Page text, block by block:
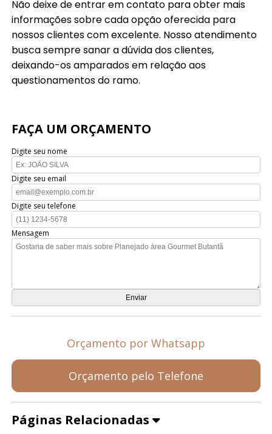
Não deixe de entrar em contato para obter mais
informações sobre cada opção oferecida para
nossos clientes com excelente. Nosso atendimento
busca sempre sanar a dúvida dos clientes,
deixando-os amparados em relação aos
questionamentos do ramo.
FAÇA UM ORÇAMENTO
Digite seu nome
Digite seu email
Digite seu telefone
Mensagem
Orçamento por Whatsapp
Orçamento pelo Telefone
Páginas Relacionadas